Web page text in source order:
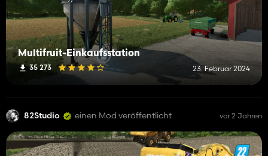
Multifruit-Einkaufsstation
35 273 23. Februar 2024
82Studio einen Mod veröffentlicht vor 2 Jahren